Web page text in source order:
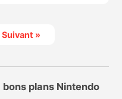
Suivant »
bons plans Nintendo